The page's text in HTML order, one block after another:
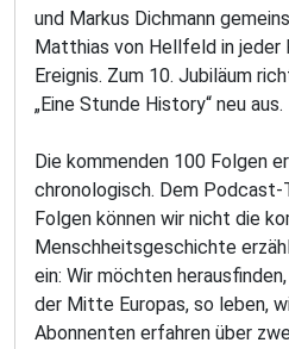
und Markus Dichmann
Matthias von Hellfeld in jeder
Ereignis. Zum 10. Jubiläum
„Eine Stunde History“ neu aus.
Die kommenden 100 Folgen
chronologisch. Dem Podcast-
Folgen können wir nicht die
Menschheitsgeschichte
ein: Wir möchten
der Mitte Europas, so leben,
Abonnenten erfahren über